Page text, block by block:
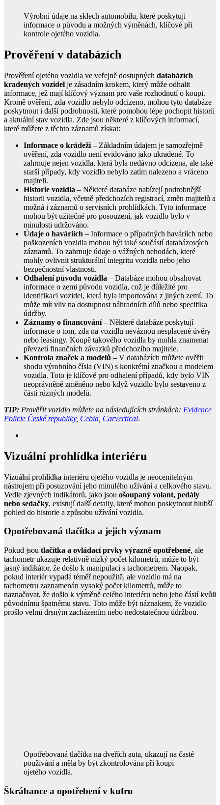
Výrobní údaje na sklech automobilu, které poskytují
informace o původu a možných výměnách, klíčové při
kontrole ojetého vozidla.
Prověření v databázích
Prověření ojetého vozidla ve veřejně dostupných databázích
kradených vozidel je zásadním krokem, který může odhalit
informace, jež mají klíčový význam pro vaše rozhodnutí o koupi.
Kromě ověření, zda vozidlo nebylo odcizeno, mohou tyto databáze
poskytnout i další podrobnosti, které pomohou lépe pochopit historii
a aktuální stav vozidla. Zde jsou některé z klíčových informací,
které můžete z těchto záznamů získat:
Informace o krádeži – Základním údajem je samozřejmě
ověření, zda vozidlo není evidováno jako ukradené. To
zahrnuje nejen vozidla, která byla nedávno odcizena, ale také
starší případy, kdy vozidlo nebylo zatím nalezeno a vráceno
majiteli.
Historie vozidla – Některé databáze nabízejí podrobnější
historii vozidla, včetně předchozích registrací, změn majitelů a
možná i záznamů o servisních prohlídkách. Tyto informace
mohou být užitečné pro posouzení, jak vozidlo bylo v
minulosti udržováno.
Údaje o haváriích – Informace o případných haváriích nebo
poškozeních vozidla mohou být také součástí databázových
záznamů. To zahrnuje údaje o vážných nehodách, které
mohly ovlivnit strukturální integritu vozidla nebo jeho
bezpečnostní vlastnosti.
Odhalení původu vozidla – Databáze mohou obsahovat
informace o zemi původu vozidla, což je důležité pro
identifikaci vozidel, která byla importována z jiných zemí. To
může mít vliv na dostupnost náhradních dílů nebo specifika
údržby.
Záznamy o financování– Některé databáze poskytují
informace o tom, zda na vozidlu neváznou nesplacené úvěry
nebo leasingy. Koupě takového vozidla by mohla znamenat
převzetí finančních závazků předchozího majitele.
Kontrola značek a modelů – V databázích můžete ověřit
shodu výrobního čísla (VIN) s konkrétní značkou a modelem
vozidla. Toto je klíčové pro odhalení případů, kdy bylo VIN
neoprávněně změněno nebo když vozidlo bylo sestaveno z
částí různých modelů.
TIP: Prověřit vozidlo můžete na následujících stránkách: Evidence
Policie České republiky, Cebia Carvertical.
Vizuální prohlídka interiéru
Vizuální prohlídka interiéru ojetého vozidla je neocenitelným
nástrojem při posuzování jeho minulého užívání a celkového stavu.
Vedle zjevných indikátorů, jako jsou ošoupaný volant, pedály
nebo sedačky, existují další detaily, které mohou poskytnout hlubší
pohled do historie a způsobu užívání vozidla.
Opotřebovaná tlačítka a jejich význam
Pokud jsou tlačítka a ovládací prvky výrazně opotřebené, ale
tachometr ukazuje relativně nízký počet kilometrů, může to být
jasný indikátor, že došlo k manipulaci s tachometrem. Naopak,
pokud interiér vypadá téměř nepoužitě, ale vozidlo má na
tachometru zaznamenán vysoký počet kilometrů, může to
naznačovat, že došlo k výměně celého interiéru nebo jeho částí kvůli
původnímu špatnému stavu. Toto může být náznakem, že vozidlo
prošlo velmi drsným zacházením nebo nedostatečnou údržbou.
Opotřebovaná tlačítka na dveřích auta, ukazují na časté
používání a měla by být zkontrolována při koupi
ojetého vozidla.
Škrábance a opotřebení v kufru